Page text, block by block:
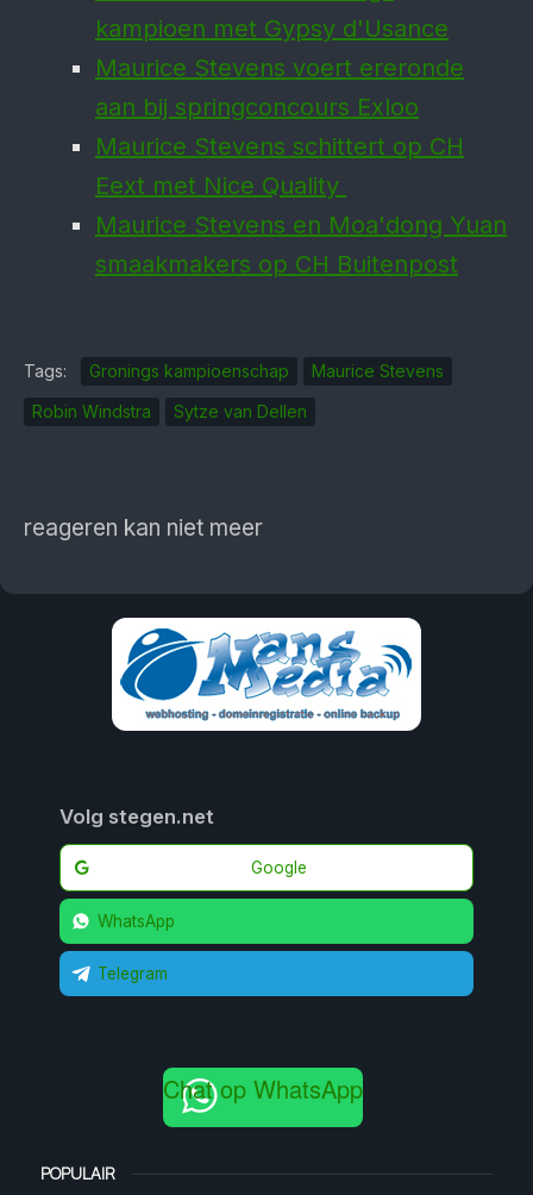
kampioen met Gypsy d'Usance
Maurice Stevens voert ereronde
aan bij springconcours Exloo
Maurice Stevens schit­tert op CH
Eext met Nice Quality
Maurice Stevens en Moa'dong Yuan
smaakmakers op CH Buitenpost
Tags: Gronings kampioenschap
Maurice Stevens
Robin Windstra
Sytze van Dellen
reageren kan niet meer
Volg stegen.net
Google
WhatsApp
Telegram
Chat op WhatsApp
POPULAIR